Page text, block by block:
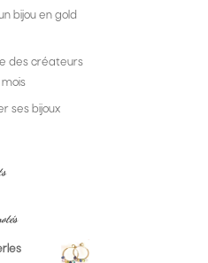
bijou en gold
des créateurs
ses bijoux